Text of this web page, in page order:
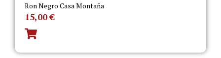
Ron Negro Casa Montaña
15,00€